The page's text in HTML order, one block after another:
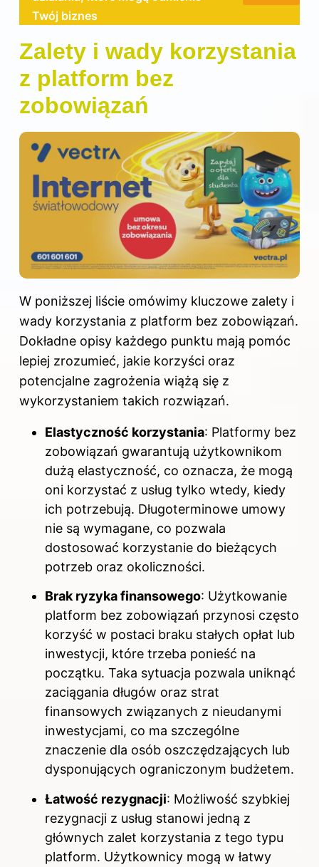
Twój biznes
Zalety i wady korzystania
z platform bez
zobowiązań
W poniższej liście omówimy kluczowe zalety i
wady korzystania z platform bez zobowiązań.
Dokładne opisy każdego punktu mają pomóc
lepiej zrozumieć, jakie korzyści oraz
potencjalne zagrożenia wiążą się z
wykorzystaniem takich rozwiązań.
Elastyczność korzystania: Platformy bez
zobowiązań gwarantują użytkownikom
dużą elastyczność, co oznacza, że mogą
oni korzystać z usług tylko wtedy, kiedy
ich potrzebują. Długoterminowe umowy
nie są wymagane, co pozwala
dostosować korzystanie do bieżących
potrzeb oraz okoliczności.
Brak ryzyka finansowego: Użytkowanie
platform bez zobowiązań przynosi często
korzyść w postaci braku stałych opłat lub
inwestycji, które trzeba ponieść na
początku. Taka sytuacja pozwala uniknąć
zaciągania długów oraz strat
finansowych związanych z nieudanymi
inwestycjami, co ma szczególne
znaczenie dla osób oszczędzających lub
dysponujących ograniczonym budżetem.
Łatwość rezygnacji: Możliwość szybkiej
rezygnacji z usług stanowi jedną z
głównych zalet korzystania z tego typu
platform. Użytkownicy mogą w łatwy